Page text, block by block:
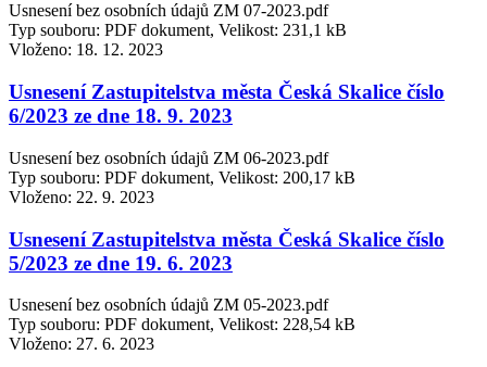
Usnesení bez osobních údajů ZM 07-2023.pdf
Typ souboru: PDF dokument, Velikost: 231,1 kB
Vloženo: 18. 12. 2023
Usnesení Zastupitelstva města Česká Skalice číslo
6/2023 ze dne 18. 9. 2023
Usnesení bez osobních údajů ZM 06-2023.pdf
Typ souboru: PDF dokument, Velikost: 200,17 kB
Vloženo: 22. 9. 2023
Usnesení Zastupitelstva města Česká Skalice číslo
5/2023 ze dne 19. 6. 2023
Usnesení bez osobních údajů ZM 05-2023.pdf
Typ souboru: PDF dokument, Velikost: 228,54 kB
Vloženo: 27. 6. 2023